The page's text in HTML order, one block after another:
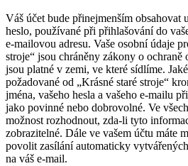
Váš účet bude přinejmenším obsahovat
heslo, používané při přihlašování do
e-mailovou adresu. Vaše osobní údaje
stroje“ jsou chráněny zákony o ochraně
jsou platné v zemi, ve které sídlíme.
požadované od „Krásné staré stroje“
jména, vašeho hesla a vašeho e-mailu
jako povinné nebo dobrovolné. Ve
možnost rozhodnout, zda-li tyto
zobrazitelné. Dále ve vašem účtu máte
povolit zasílání automaticky
na váš e-mail.